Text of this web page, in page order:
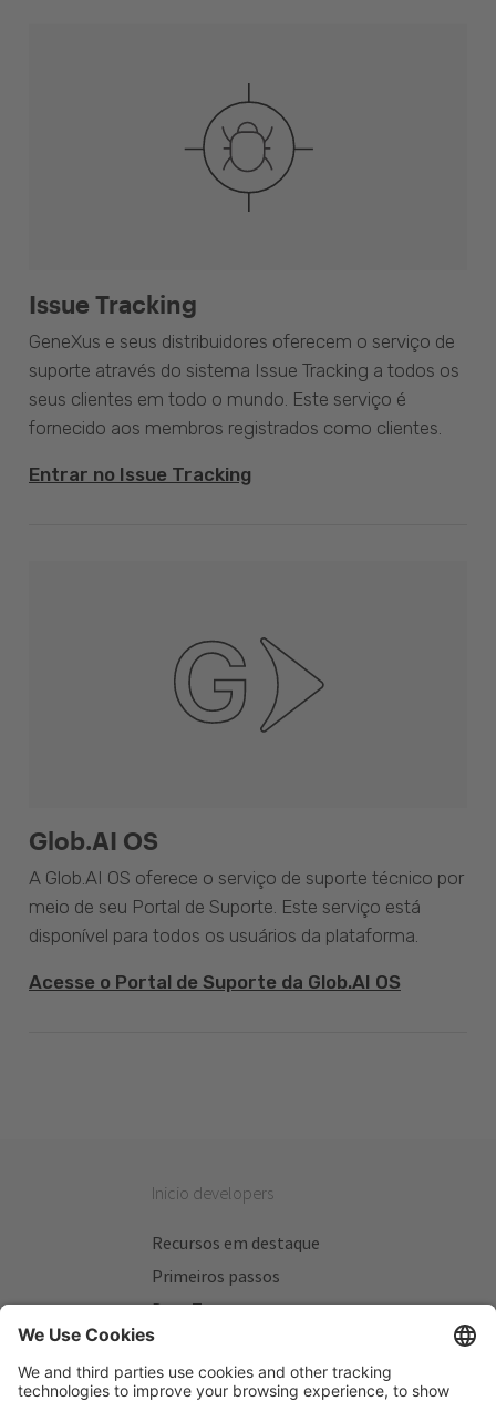
Issue Tracking
GeneXus e seus distribuidores oferecem o serviço de
suporte através do sistema Issue Tracking a todos os
seus clientes em todo o mundo. Este serviço é
fornecido aos membros registrados como clientes.
Entrar no Issue Tracking
Glob.AI OS
A Glob.AI OS oferece o serviço de suporte técnico por
meio de seu Portal de Suporte. Este serviço está
disponível para todos os usuários da plataforma.
Acesse o Portal de Suporte da Glob.AI OS
Inicio developers
Recursos em destaque
Primeiros passos
Beta Testers
Meus Planos